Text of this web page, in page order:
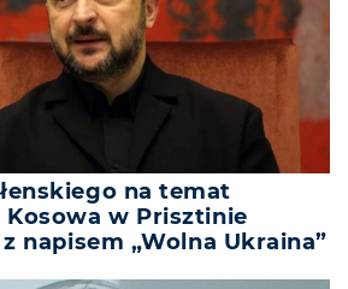
na temat
Kosowa w Prisztinie
napisem „Wolna Ukraina”